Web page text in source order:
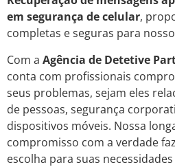
em segurança de celular,
completas e seguras para
Com a Agência de Detetive
conta com profissionais
seus problemas, sejam eles
de pessoas, segurança
dispositivos móveis. Nossa
compromisso com a verdade
escolha para suas